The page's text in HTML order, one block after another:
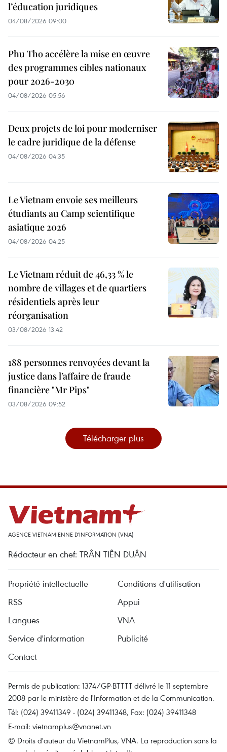
l’éducation juridiques
04/08/2026 09:00
Phu Tho accélère la mise en œuvre
des programmes cibles nationaux
pour 2026-2030
04/08/2026 05:56
Deux projets de loi pour moderniser
le cadre juridique de la défense
04/08/2026 04:35
Le Vietnam envoie ses meilleurs
étudiants au Camp scientifique
asiatique 2026
04/08/2026 04:25
Le Vietnam réduit de 46,33 % le
nombre de villages et de quartiers
résidentiels après leur
réorganisation
03/08/2026 13:42
188 personnes renvoyées devant la
justice dans l’affaire de fraude
financière "Mr Pips"
03/08/2026 09:52
Télécharger plus
AGENCE VIETNAMIENNE D'INFORMATION (VNA)
Rédacteur en chef: TRÂN TIÊN DUÂN
Propriété intellectuelle
Conditions d'utilisation
RSS
Appui
Langues
VNA
Service d'information
Publicité
Contact
Permis de publication: 1374/GP-BTTTT délivré le 11 septembre
2008 par le ministère de l'Information et de la Communication.
Tél: (024) 39411349 - (024) 39411348, Fax: (024) 39411348
E-mail: vietnamplus@vnanet.vn
© Droits d'auteur du VietnamPlus, VNA. La reproduction sans la